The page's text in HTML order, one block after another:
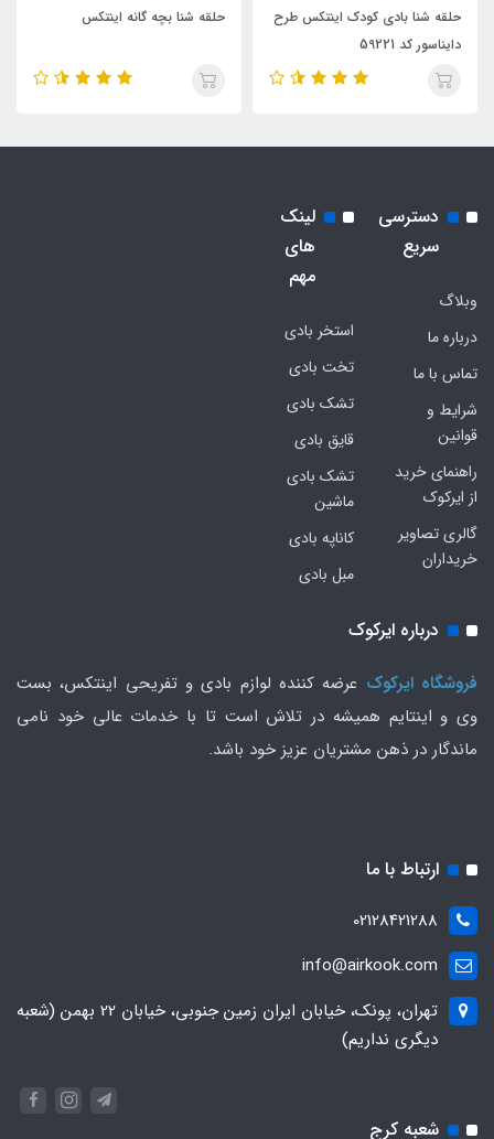
حلقه شنا بادی کودک اینتکس طرح
دایناسور کد 59221
حلقه شنا بچه گانه اینتکس
دسترسی
سریع
وبلاگ
درباره ما
تماس با ما
شرایط و
قوانین
راهنمای خرید
از ایرکوک
گالری تصاویر
خریداران
لینک
های
مهم
استخر بادی
تخت بادی
تشک بادی
قایق بادی
تشک بادی
ماشین
کاناپه بادی
مبل بادی
درباره ایرکوک
فروشگاه ایرکوک عرضه کننده لوازم بادی و تفریحی اینتکس، بست
وی و اینتایم همیشه در تلاش است تا با خدمات عالی خود نامی
ماندگار در ذهن مشتریان عزیز خود باشد.
ارتباط با ما
02128421288
info@airkook.com
تهران، پونک، خیابان ایران زمین جنوبی، خیابان 22 بهمن (شعبه
دیگری نداریم)
شعبه کرج